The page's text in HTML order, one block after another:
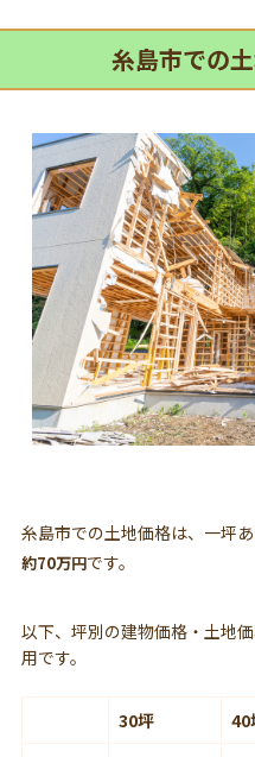
糸島市での
糸島市での土地価格は、一坪
約70万円です。
以下、坪別の建物価格・土地
用です。
30坪 40